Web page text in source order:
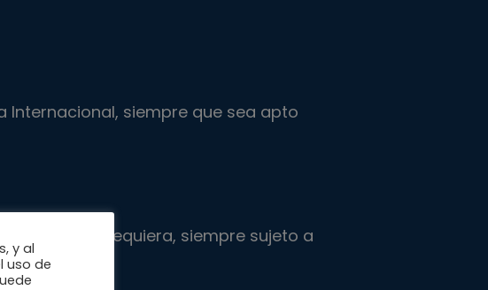
Internacional, siempre que sea apto
que requiera, siempre sujeto a
y al
uso de